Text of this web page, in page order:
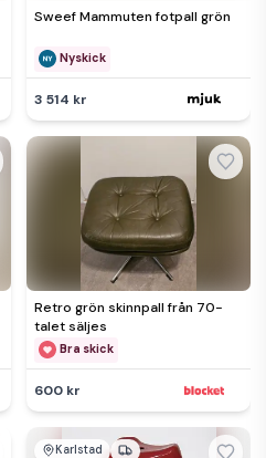
Sweef Mammuten fotpall grön
Nyskick
3 514 kr
Retro grön skinnpall från 70-
talet säljes
Bra skick
600 kr
Karlstad